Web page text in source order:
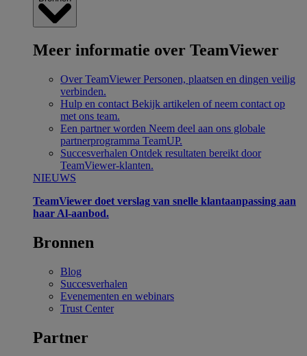
Meer informatie over TeamViewer
Over TeamViewer Personen, plaatsen en dingen veilig
verbinden.
Hulp en contact Bekijk artikelen of neem contact op
met ons team.
Een partner worden Neem deel aan ons globale
partnerprogramma TeamUP.
Succesverhalen Ontdek resultaten bereikt door
TeamViewer-klanten.
NIEUWS
TeamViewer doet verslag van snelle klantaanpassing aan
haar Al-aanbod.
Bronnen
Blog
Succesverhalen
Evenementen en webinars
Trust Center
Partner